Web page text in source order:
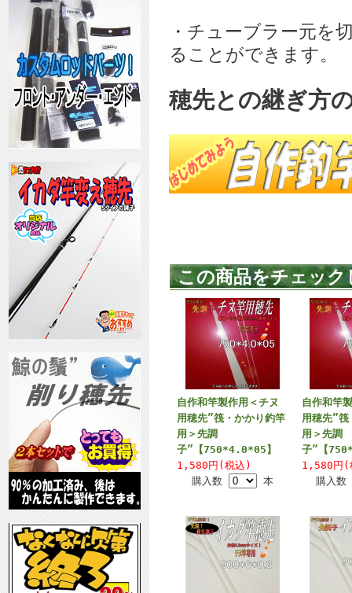
・チューブラー元を
ることができます。
穂先との継ぎ方
この商品をチェッ
自作和竿製作用＜チヌ
用穂先”筏・かかり釣竿
用＞先調
子”【750*4.0*05】
1,580円(税込)
購入数
本
自作和竿
用穂先”筏
用＞先調
子”【
1,580円(
購入